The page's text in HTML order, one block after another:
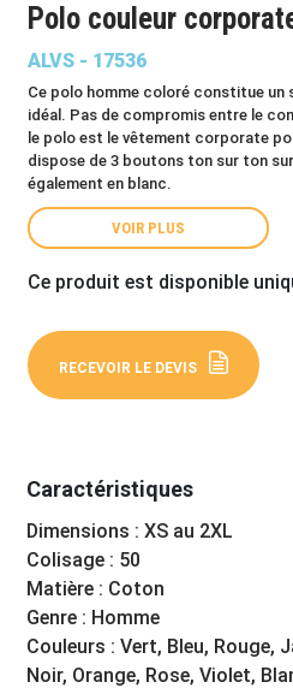
Polo couleur
ALVS - 17536
Ce polo homme coloré constitue
idéal. Pas de compromis entre le
le polo est le vêtement corporate
dispose de 3 boutons ton sur ton
également en blanc.
VOIR PLUS
Ce produit est disponible
RECEVOIR LE DEVIS
Caractéristiques
Dimensions : XS au 2XL
Colisage : 50
Matière : Coton
Genre : Homme
Couleurs : Vert, Bleu, Rouge,
Noir, Orange, Rose, Violet,